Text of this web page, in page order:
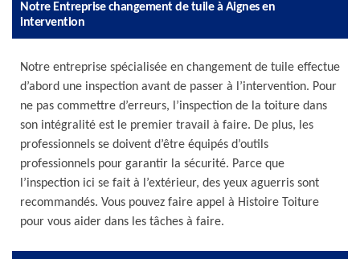
Notre Entreprise changement de tuile à Aignes en
intervention
Notre entreprise spécialisée en changement de tuile effectue
d’abord une inspection avant de passer à l’intervention. Pour
ne pas commettre d’erreurs, l’inspection de la toiture dans
son intégralité est le premier travail à faire. De plus, les
professionnels se doivent d’être équipés d’outils
professionnels pour garantir la sécurité. Parce que
l’inspection ici se fait à l’extérieur, des yeux aguerris sont
recommandés. Vous pouvez faire appel à Histoire Toiture
pour vous aider dans les tâches à faire.